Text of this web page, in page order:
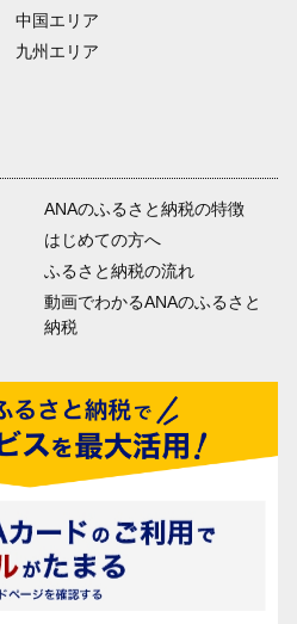
中国エリア
九州エリア
ANAのふるさと納税の特徴
はじめての方へ
ふるさと納税の流れ
動画でわかるANAのふるさと
納税